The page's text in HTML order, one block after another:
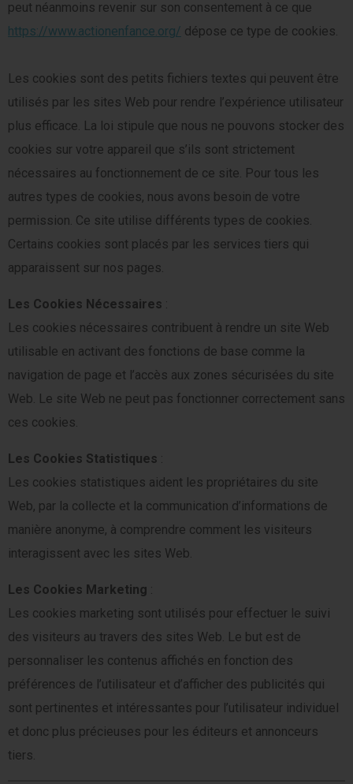
peut néanmoins revenir sur son consentement à ce que
https://www.actionenfance.org/ dépose ce type de cookies.
Les cookies sont des petits fichiers textes qui peuvent être
utilisés par les sites Web pour rendre l’expérience utilisateur
plus efficace. La loi stipule que nous ne pouvons stocker des
cookies sur votre appareil que s’ils sont strictement
nécessaires au fonctionnement de ce site. Pour tous les
autres types de cookies, nous avons besoin de votre
permission. Ce site utilise différents types de cookies.
Certains cookies sont placés par les services tiers qui
apparaissent sur nos pages.
Les Cookies Nécessaires :
Les cookies nécessaires contribuent à rendre un site Web
utilisable en activant des fonctions de base comme la
navigation de page et l’accès aux zones sécurisées du site
Web. Le site Web ne peut pas fonctionner correctement sans
ces cookies.
Les Cookies Statistiques :
Les cookies statistiques aident les propriétaires du site
Web, par la collecte et la communication d’informations de
manière anonyme, à comprendre comment les visiteurs
interagissent avec les sites Web.
Les Cookies Marketing :
Les cookies marketing sont utilisés pour effectuer le suivi
des visiteurs au travers des sites Web. Le but est de
personnaliser les contenus affichés en fonction des
préférences de l’utilisateur et d’afficher des publicités qui
sont pertinentes et intéressantes pour l’utilisateur individuel
et donc plus précieuses pour les éditeurs et annonceurs
tiers.